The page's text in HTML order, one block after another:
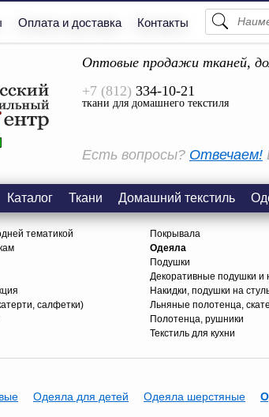
Оплата и доставка Контакты
Оптовые продажи тканей,
+7 (812) 334-10-21
ткани для домашнего текстиля
Есть вопросы? Отвечаем!
Каталог Ткани Домашний текстиль
тематикой
салфетки)
Покрывала
Одеяла
Подушки
Декоративные подушки и
Накидки, подушки на
Льняные полотенца,
Полотенца, рушники
Текстиль для кухни
Одеяла для детей Одеяла шерстяные